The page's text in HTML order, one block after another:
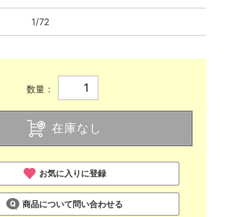
1/72
数量：
在庫なし
お気に入りに登録
商品について問い合わせる